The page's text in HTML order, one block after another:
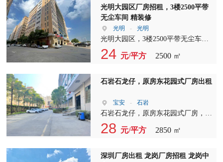
商、研发、轻加工行业，随时看房
光明大园区厂房招租，3楼2500平带
无尘车间 精装修
光明 - 光明
光明大园区，3楼2500平带无尘车间
精装修 ，空调可保留 重工业厂房 带
5吨货梯 ，客梯，园区形象好 交通
区。
24 元/平方 2500 ㎡
石岩石龙仔，原房东花园式厂房出租
宝安 - 石岩
石岩石龙仔，原房东花园式厂房，一
楼2850平，实际面积出租！层高6
米，园区已电改
28 元/平方 2850 ㎡
深圳厂房出租 龙岗厂房招租 龙岗中